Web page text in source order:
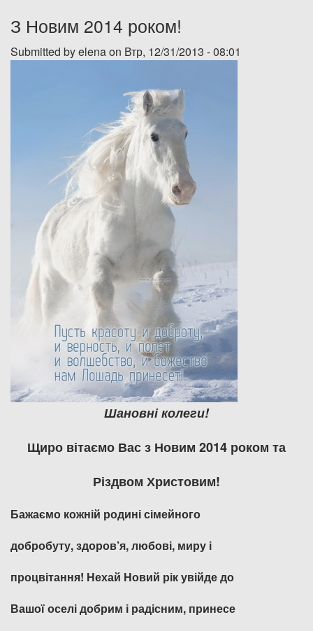
Доступ до публічної інформації
Дозвіл на спеціальне водокористування
З Новим 2014 роком!
Submitted byelenaon Втр, 12/31/2013 - 08:01
Шановні колеги!
Щиро вітаємо Вас з Новим 2014 роком та
Різдвом Христовим!
Бажаємо кожній родині сімейного
добробуту, здоров’я,любові, миру і
процвітання! Нехай Новий рік увійде до
Вашої оселі добрим і радісним, принесе